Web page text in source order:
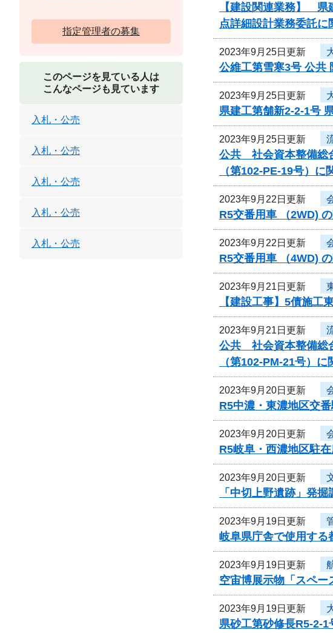
【建設関連業務】 県
点詳細設計業務委託
2023年9月25日更新
公維工第雪寒3号 公共
2023年9月25日更新
県建工第舗新2-2-1号
2023年9月25日更新
公共 社会資本整備総
（第102-PE-19号）
2023年9月22日更新
R5交番用車 （2WD)
2023年9月22日更新
R5交番用車 （4WD)
2023年9月21日更新
【建設工事】5債施
2023年9月21日更新
公共 社会資本整備総
（第102-PM-21号）
2023年9月20日更新
R5中濃・東濃地区交
2023年9月20日更新
R5岐阜・西濃地区駐
2023年9月20日更新
「中切上野遺跡」発
2023年9月19日更新
岐阜県庁舎で使用する
2023年9月19日更新
空宙博展示物「スペ
2023年9月19日更新
県砂工第砂修長R5-2-
指定管理者の募集
このページを見ている人は
こんなページも見ています
入札・公売
入札・公売
入札・公売
入札・公売
入札・公売